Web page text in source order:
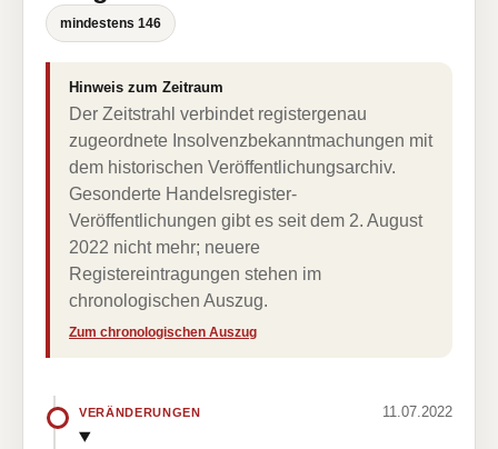
mindestens 146
Hinweis zum Zeitraum
Der Zeitstrahl verbindet registergenau
zugeordnete Insolvenzbekanntmachungen mit
dem historischen Veröffentlichungsarchiv.
Gesonderte Handelsregister-
Veröffentlichungen gibt es seit dem 2. August
2022 nicht mehr; neuere
Registereintragungen stehen im
chronologischen Auszug.
Zum chronologischen Auszug
VERÄNDERUNGEN 11.07.2022